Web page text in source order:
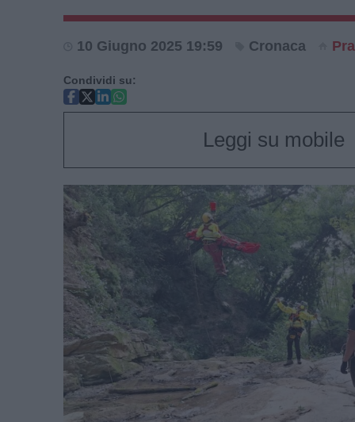
10 Giugno 2025 19:59 Cronaca
Condividi su:
Leggi su mobile